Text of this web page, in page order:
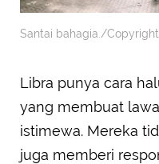
Santai bahagia./
Libra punya cara
yang membuat
istimewa. Mereka
juga memberi